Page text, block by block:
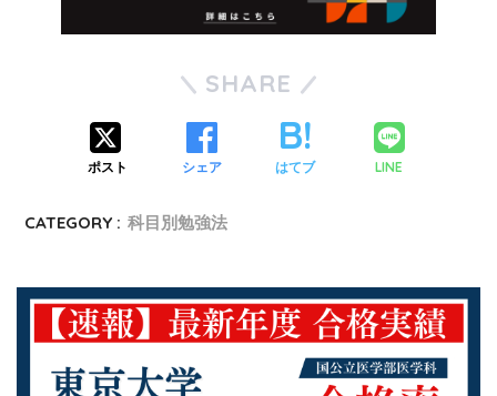
SHARE
ポスト シェア はてブ LINE
CATEGORY : 科目別勉強法